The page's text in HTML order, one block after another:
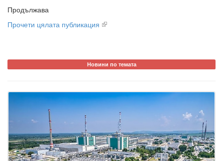
Продължава
Прочети цялата публикация
Новини по темата